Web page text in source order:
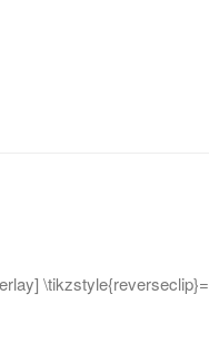
\tikzstyle{reverseclip}=